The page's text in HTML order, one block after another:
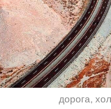
дорога,